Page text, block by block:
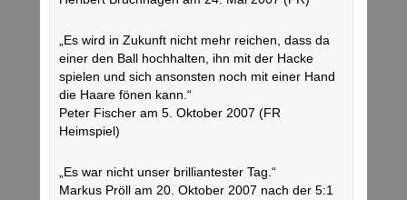
„Es wird in Zukunft nicht mehr reichen, dass da
einer den Ball hochhalten, ihn mit der Hacke
spielen und sich ansonsten noch mit einer Hand
die Haare fönen kann.“
Peter Fischer am 5. Oktober 2007 (FR
Heimspiel)
„Es war nicht unser brilliantester Tag.“
Markus Pröll am 20. Oktober 2007 nach der 5:1